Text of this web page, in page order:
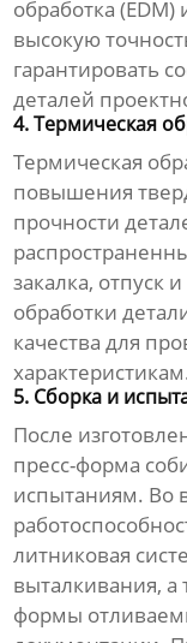
обработка
высокую
гарантировать
деталей
4. Термическая
Термическая
повышения
прочности
закалка, отпуск
обработки
качества для
5. Сборка и
После
пресс-форма
испытаниям. Во
литниковая
выталкивания, а
формы